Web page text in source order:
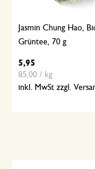
Jasmin Chung Hao,
Grüntee, 70 g
5,95
85,00 / kg
inkl. MwSt zzgl.